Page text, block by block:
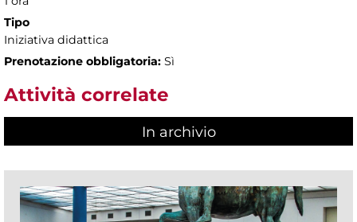
Tipo
Iniziativa didattica
Prenotazione obbligatoria: Sì
Attività correlate
In archivio